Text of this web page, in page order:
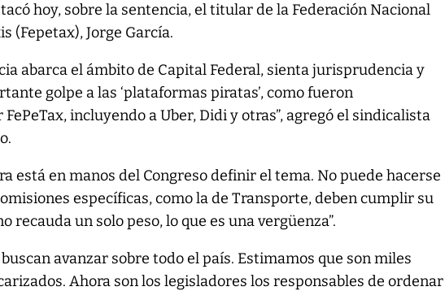
hoy, sobre la sentencia, el titular de la Federación Nacional
(Fepetax), Jorge García.
abarca el ámbito de Capital Federal, sienta jurisprudencia y
golpe a las ‘plataformas piratas’, como fueron
incluyendo a Uber, Didi y otras”, agregó el sindicalista
está en manos del Congreso definir el tema. No puede hacerse
específicas, como la de Transporte, deben cumplir su
recauda un solo peso, lo que es una vergüenza”.
avanzar sobre todo el país. Estimamos que son miles
Ahora son los legisladores los responsables de ordenar